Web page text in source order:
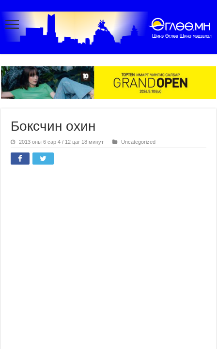
Боксчин охин
2013 оны 6 сар 4 / 12 цаг 18 минут Uncategorized